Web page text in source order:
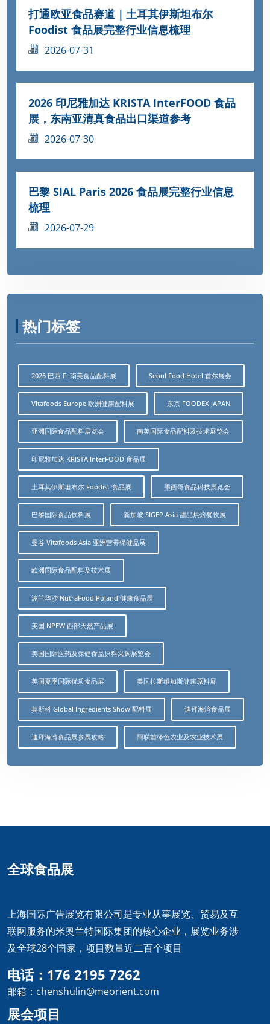
打通欧亚食品赛道｜土耳其伊斯坦布尔
Foodist 食品展完整行业信息梳理
2026-07-31
2026 印尼雅加达 KRISTA InterFOOD 食品
展，东南亚清真食品出口渠道参考
2026-07-30
巴黎 SIAL Paris 2026 食品展完整行业信息
梳理
2026-07-29
热门标签
2026 巴西 Fi 南美食品配料展 Seoul Food Hotel 首尔展会
Vitafoods Europe 欧洲健康配料展 东京 FOODEX JAPAN
亚洲国际食品配料展览会 南美国际食品配料及技术展览会
印尼雅加达 KRISTA InterFOOD 食品展
土耳其伊斯坦布尔 Foodist 食品展 墨西哥食品科技展览会
巴黎国际食品饮料展 新加坡 SIGEP Asia 甜品烘焙餐饮展
曼谷 Vitafoods Asia 亚洲营养保健品展
欧洲国际食品配料及技术展
波兰华沙 NutraFood Poland 健康食品展
美国 NPEW 西部天然产品展
美国国际医药及保健食品原料采购展览会
美国夏季国际优质食品展 美国拉斯维加斯健康原料展
莫斯科 Global Ingredients Show 配料展 迪拜海湾食品展
迪拜海湾食品展参展攻略 阿联酋绿色农业及农业技术展
全球食品展
上海国际广告展览有限公司是专业从事展览、贸易及互
联网服务的米奥兰特国际集团的核心企业，展览业务涉
及全球28个国家，项目数量近二百个项目
电话：176 2195 7262
邮箱：chenshulin@meorient.com
展会项目